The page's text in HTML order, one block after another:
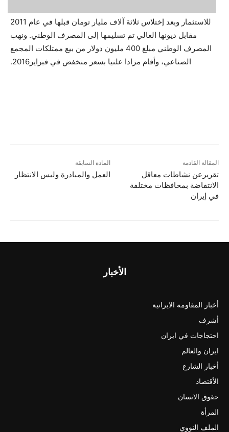
للاستثمار وبعد إختلاس ثلاثة آلاف مليار تومان قبلها في عام 2011
مقابل ديونها العالي تم تسليمها إلى المصرف الوطني. ونهب
المصرف الوطني مبلغ 400 مليون دولار من بيع ممتلكات المجمع
الصناعي، وأقام مزادا علنيا بسعر منخفض في فبراير2016.
المادة السابقة
العمل والمبادرة وليس الانتظار
المقالة القادمة
تقريرعن نشاطات معاقل
الانتفاضة بمحافظات مختلفة
في إيران
الأخبار
أخبار المقاومة الايرانية
أشرف
احتجاجات في ايران
ايران والعالم
أخبار الشارع
الأقتصاد
حقوق الانسان
المرأة
الملف النووي